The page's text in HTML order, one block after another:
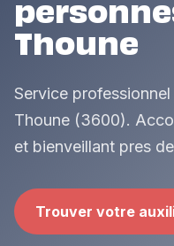
Thoune
Service
Thoune (3600).
et bienveillant pres
Trouver votre